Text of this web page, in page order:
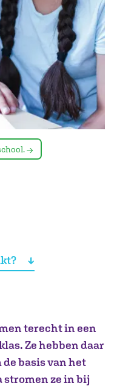
terecht in een
Ze hebben daar
basis van het
stromen ze in bij